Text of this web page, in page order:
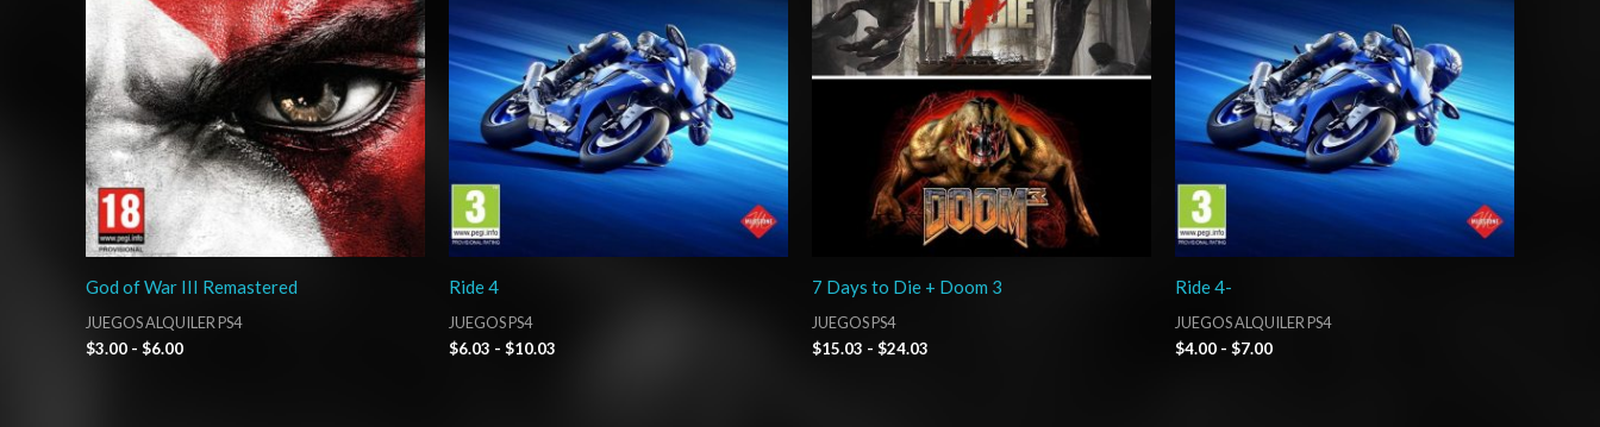
God of War III Remastered
JUEGOS ALQUILER PS4
$3.00 - $6.00
Ride 4
JUEGOS PS4
$6.03 - $10.03
7 Days to Die + Doom 3
JUEGOS PS4
$15.03 - $24.03
Ride 4-
JUEGOS ALQUILER PS4
$4.00 - $7.00